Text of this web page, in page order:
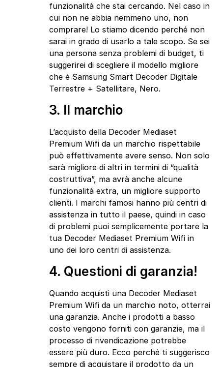
funzionalità che stai cercando. Nel caso in
cui non ne abbia nemmeno uno, non
comprare! Lo stiamo dicendo perché non
sarai in grado di usarlo a tale scopo. Se sei
una persona senza problemi di budget, ti
suggerirei di scegliere il modello migliore
che è Samsung Smart Decoder Digitale
Terrestre + Satellitare, Nero.
3. Il marchio
L’acquisto della Decoder Mediaset
Premium Wifi da un marchio rispettabile
può effettivamente avere senso. Non solo
sarà migliore di altri in termini di “qualità
costruttiva”, ma avrà anche alcune
funzionalità extra, un migliore supporto
clienti. I marchi famosi hanno più centri di
assistenza in tutto il paese, quindi in caso
di problemi puoi semplicemente portare la
tua Decoder Mediaset Premium Wifi in
uno dei loro centri di assistenza.
4. Questioni di garanzia!
Quando acquisti una Decoder Mediaset
Premium Wifi da un marchio noto, otterrai
una garanzia. Anche i prodotti a basso
costo vengono forniti con garanzie, ma il
processo di rivendicazione potrebbe
essere più duro. Ecco perché ti suggerisco
sempre di acquistare il prodotto da un